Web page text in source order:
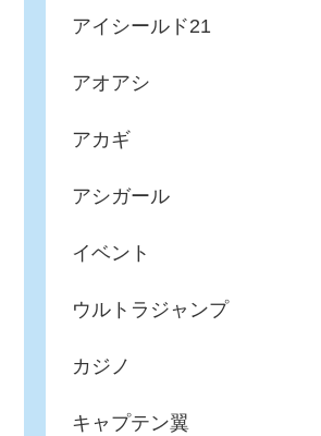
アイシールド21
アオアシ
アカギ
アシガール
イベント
ウルトラジャンプ
カジノ
キャプテン翼